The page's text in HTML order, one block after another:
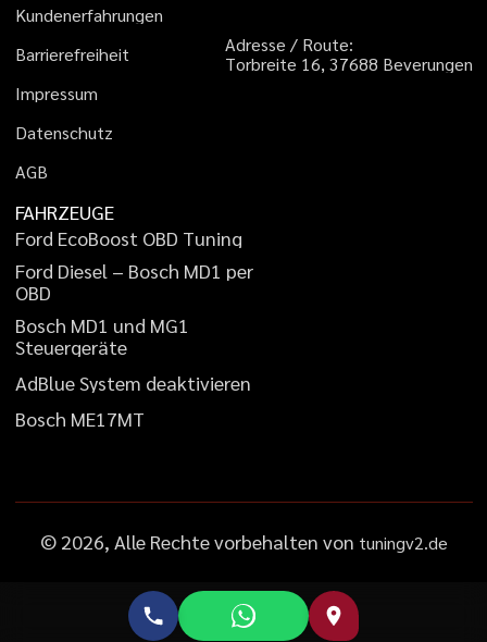
Kundenerfahrungen
Barrierefreiheit
Impressum
Datenschutz
AGB
Adresse / Route:
Torbreite 16, 37688 Beverungen
FAHRZEUGE
Ford EcoBoost OBD Tuning
Ford Diesel – Bosch MD1 per
OBD
Bosch MD1 und MG1
Steuergeräte
AdBlueSystem deaktivieren
Bosch ME17MT
© 2026, Alle Rechte vorbehalten von tuningv2.de